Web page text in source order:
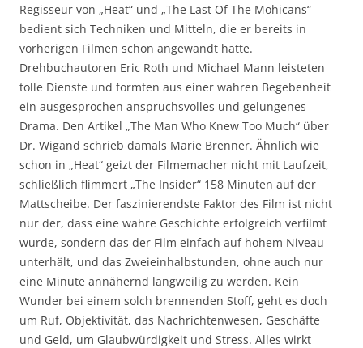
Regisseur von „Heat“ und „The Last Of The Mohicans“
bedient sich Techniken und Mitteln, die er bereits in
vorherigen Filmen schon angewandt hatte.
Drehbuchautoren Eric Roth und Michael Mann leisteten
tolle Dienste und formten aus einer wahren Begebenheit
ein ausgesprochen anspruchsvolles und gelungenes
Drama. Den Artikel „The Man Who Knew Too Much“ über
Dr. Wigand schrieb damals Marie Brenner. Ähnlich wie
schon in „Heat“ geizt der Filmemacher nicht mit Laufzeit,
schließlich flimmert „The Insider“ 158 Minuten auf der
Mattscheibe. Der faszinierendste Faktor des Film ist nicht
nur der, dass eine wahre Geschichte erfolgreich verfilmt
wurde, sondern das der Film einfach auf hohem Niveau
unterhält, und das Zweieinhalbstunden, ohne auch nur
eine Minute annähernd langweilig zu werden. Kein
Wunder bei einem solch brennenden Stoff, geht es doch
um Ruf, Objektivität, das Nachrichtenwesen, Geschäfte
und Geld, um Glaubwürdigkeit und Stress. Alles wirkt